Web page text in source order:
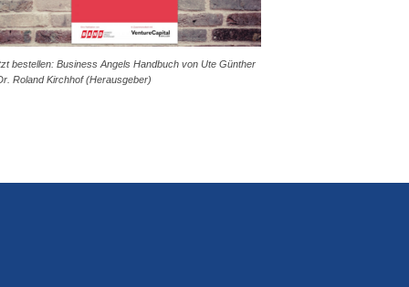
bestellen: Business Angels Handbuch von Ute Günther
Roland Kirchhof (Herausgeber)